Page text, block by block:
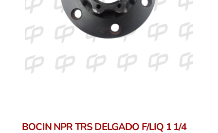
BOCIN NPR TRS DELGADO F/LIQ 1 1/4